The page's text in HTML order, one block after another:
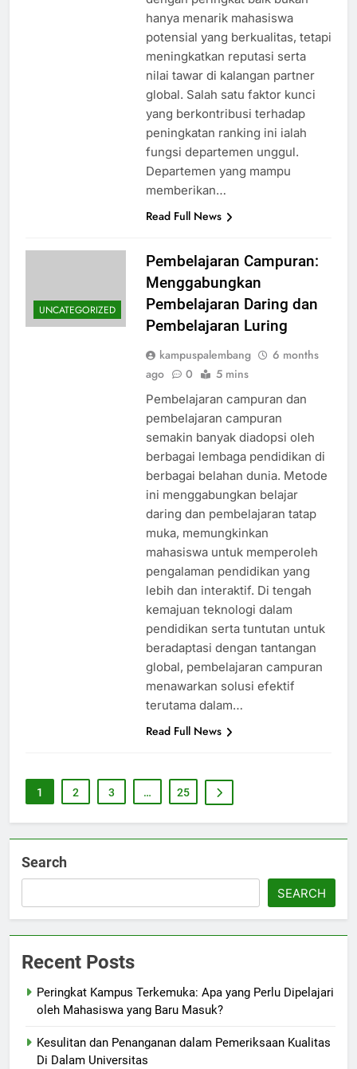
hanya menarik mahasiswa
potensial yang berkualitas, tetapi
meningkatkan reputasi serta
nilai tawar di kalangan partner
global. Salah satu faktor kunci
yang berkontribusi terhadap
peningkatan ranking ini ialah
fungsi departemen unggul.
Departemen yang mampu
memberikan…
Read Full News
UNCATEGORIZED
Pembelajaran Campuran:
Menggabungkan
Pembelajaran Daring dan
Pembelajaran Luring
kampuspalembang
6 months
ago
0 5 mins
Pembelajaran campuran dan
pembelajaran campuran
semakin banyak diadopsi oleh
berbagai lembaga pendidikan di
berbagai belahan dunia. Metode
ini menggabungkan belajar
daring dan pembelajaran tatap
muka, memungkinkan
mahasiswa untuk memperoleh
pengalaman pendidikan yang
lebih dan interaktif. Di tengah
kemajuan teknologi dalam
pendidikan serta tuntutan untuk
beradaptasi dengan tantangan
global, pembelajaran campuran
menawarkan solusi efektif
terutama dalam…
Read Full News
1 2 3 … 25
Search
SEARCH
Recent Posts
Peringkat Kampus Terkemuka: Apa yang Perlu Dipelajari
oleh Mahasiswa yang Baru Masuk?
Kesulitan dan Penanganan dalam Pemeriksaan Kualitas
Di Dalam Universitas